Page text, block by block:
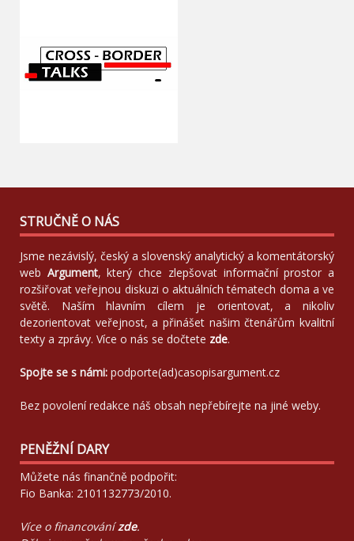
STRUČNĚ O NÁS
Jsme nezávislý, český a slovenský analytický a komentátorský
web Argument, který chce zlepšovat informační prostor a
rozšiřovat veřejnou diskuzi o aktuálních tématech doma a ve
světě. Naším hlavním cílem je orientovat, a nikoliv
dezorientovat veřejnost, a přinášet našim čtenářům kvalitní
texty a zprávy. Více o nás se dočtete zde.
Spojte se s námi: podporte(ad)casopisargument.cz
Bez povolení redakce náš obsah nepřebírejte na jiné weby.
PENĚŽNÍ DARY
Můžete nás finančně podpořit:
Fio Banka: 2101132773/2010.
Více o financovánízde.